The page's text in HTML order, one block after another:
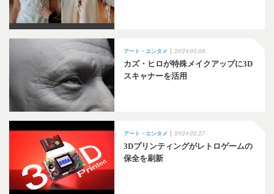
アート・エンタメ 2024.03.08
カズ・ヒロが特殊メイクアップに3D
スキャナーを活用
アート・エンタメ 2024.02.27
3Dプリンティングがレトロゲームの
保全を刷新